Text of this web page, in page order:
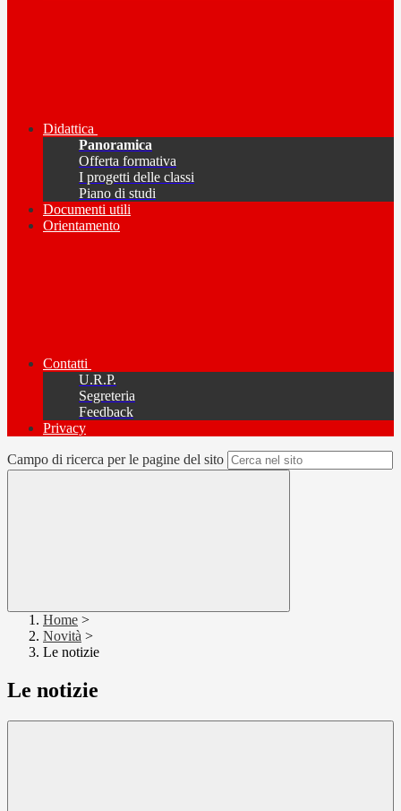
Didattica
Panoramica
Offerta formativa
I progetti delle classi
Piano di studi
Documenti utili
Orientamento
Contatti
U.R.P.
Segreteria
Feedback
Privacy
Campo di ricerca per le pagine del sito
Home >
Novità >
Le notizie
Le notizie